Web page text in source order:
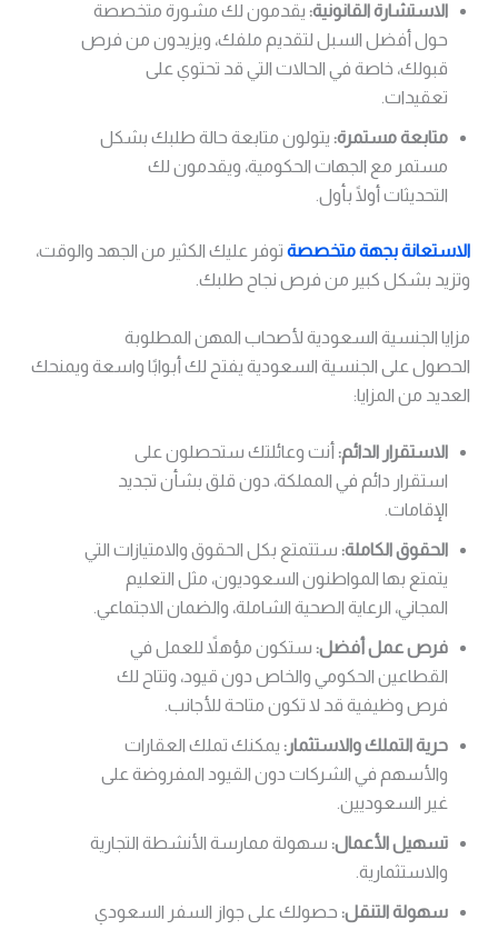
الاستشارة القانونية: يقدمون لك مشورة متخصصة
حول أفضل السبل لتقديم ملفك، ويزيدون من فرص
قبولك، خاصة في الحالات التي قد تحتوي على
تعقيدات.
متابعة مستمرة: يتولون متابعة حالة طلبك بشكل
مستمر مع الجهات الحكومية، ويقدمون لك
التحديثات أولًا بأول.
الاستعانة بجهة متخصصةتوفر عليك الكثير من الجهد والوقت،
وتزيد بشكل كبير من فرص نجاح طلبك.
مزايا الجنسية السعودية لأصحاب المهن المطلوبة
الحصول على الجنسية السعودية يفتح لك أبوابًا واسعة ويمنحك
العديد من المزايا:
الاستقرار الدائم: أنت وعائلتك ستحصلون على
استقرار دائم في المملكة، دون قلق بشأن تجديد
الإقامات.
الحقوق الكاملة: ستتمتع بكل الحقوق والامتيازات التي
يتمتع بها المواطنون السعوديون، مثل التعليم
المجاني، الرعاية الصحية الشاملة، والضمان الاجتماعي.
فرص عمل أفضل: ستكون مؤهلاً للعمل في
القطاعين الحكومي والخاص دون قيود، وتتاح لك
فرص وظيفية قد لا تكون متاحة للأجانب.
حرية التملك والاستثمار: يمكنك تملك العقارات
والأسهم في الشركات دون القيود المفروضة على
غير السعوديين.
تسهيل الأعمال: سهولة ممارسة الأنشطة التجارية
والاستثمارية.
سهولة التنقل: حصولك على جواز السفر السعودي